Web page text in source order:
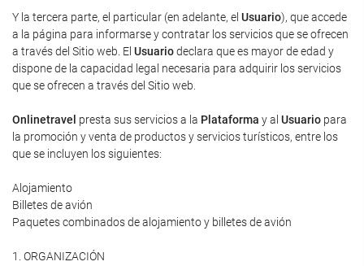
Y la tercera parte, el particular (en adelante, el Usuario), que accede
a la página para informarse y contratar los servicios que se ofrecen
a través del Sitio web. El Usuariodeclara que es mayor de edad y
dispone de la capacidad legal necesaria para adquirir los servicios
que se ofrecen a través del Sitio web.
Onlinetravel presta sus servicios a la Plataforma y al Usuario para
la promoción y venta de productos y servicios turísticos, entre los
que se incluyen los siguientes:
Alojamiento
Billetes de avión
Paquetes combinados de alojamiento y billetes de avión
1. ORGANIZACIÓN